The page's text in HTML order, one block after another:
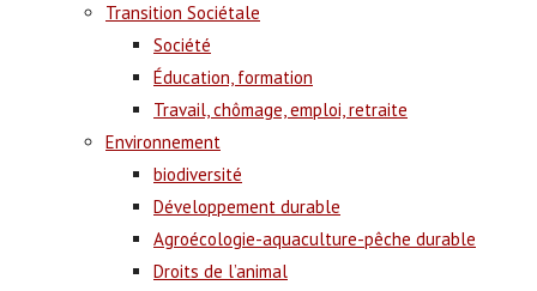
Transition Sociétale
Société
Éducation, formation
Travail, chômage, emploi, retraite
Environnement
biodiversité
Développement durable
Agroécologie-aquaculture-pêche durable
Droits de l’animal